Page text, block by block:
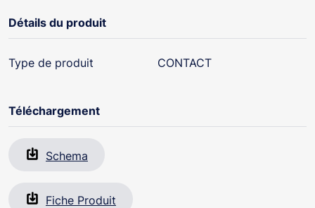
Détails du produit
Type de produit CONTACT
Téléchargement
Schema
Fiche Produit